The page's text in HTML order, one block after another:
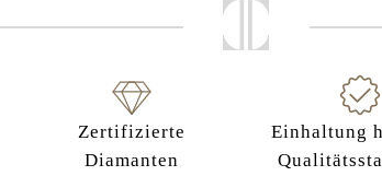
Zertifizierte
Diamanten
Einhaltung